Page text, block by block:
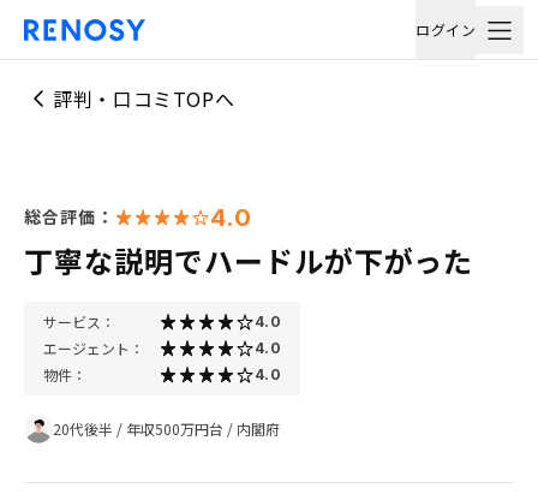
ログイン
評判・口コミTOPへ
総合評価： 4.0
丁寧な説明でハードルが下がった
サービス： 4.0
エージェント： 4.0
物件： 4.0
20代後半 / 年収500万円台 / 内閣府